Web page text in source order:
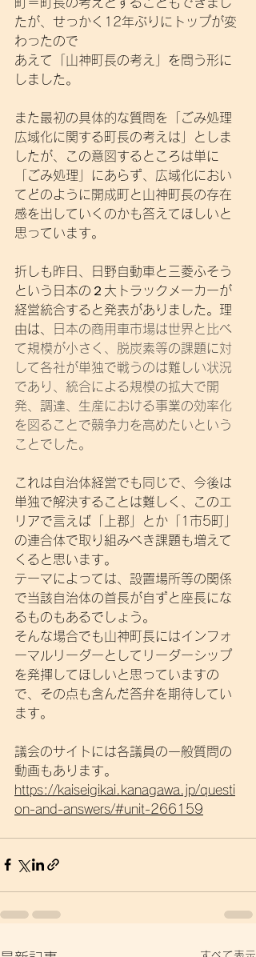
たが、せっかく12年ぶりにトップが変
わったので
あえて「山神町長の考え」を問う形に
しました。
また最初の具体的な質問を「ごみ処理
広域化に関する町長の考えは」としま
したが、この意図するところは単に
「ごみ処理」にあらず、広域化におい
てどのように開成町と山神町長の存在
感を出していくのかも答えてほしいと
思っています。
折しも昨日、日野自動車と三菱ふそう
という日本の２大トラックメーカーが
経営統合すると発表がありました。理
由は、
日本の商用車市場は世界と比べ
て規模が小さく、脱炭素等の課題に対
して各社が単独で戦うのは難しい状況
であり、統合による規模の拡大で開
発、調達、生産における事業の効率化
を図ることで競争力を高めたいという
ことでした。
これは自治体経営でも同じで、今後は
単独で解決することは難しく、このエ
リアで言えば「上郡」とか「1市5町」
の連合体で取り組みべき課題も増えて
くると思います。
テーマによっては、設置場所等の関係
で当該自治体の首長が自ずと座長にな
るものもあるでしょう。
そんな場合でも山神町長にはインフォ
ーマルリーダーとしてリーダーシップ
を発揮してほしいと思っていますの
で、その点も含んだ答弁を期待してい
ます。
議会のサイトには各議員の一般質問の
動画もあります。
https://kaiseigikai.kanagawa.jp/questi
on-and-answers/#unit-266159